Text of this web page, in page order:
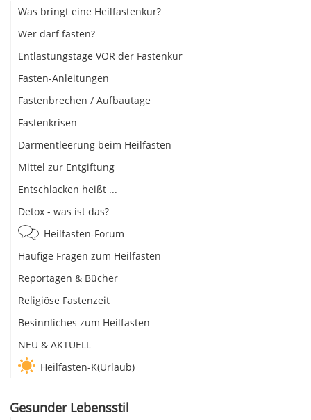
Was bringt eine Heilfastenkur?
Wer darf fasten?
Entlastungstage VOR der Fastenkur
Fasten-Anleitungen
Fastenbrechen / Aufbautage
Fastenkrisen
Darmentleerung beim Heilfasten
Mittel zur Entgiftung
Entschlacken heißt ...
Detox - was ist das?
Heilfasten-Forum
Häufige Fragen zum Heilfasten
Reportagen & Bücher
Religiöse Fastenzeit
Besinnliches zum Heilfasten
NEU & AKTUELL
Heilfasten-K(Urlaub)
Gesunder Lebensstil